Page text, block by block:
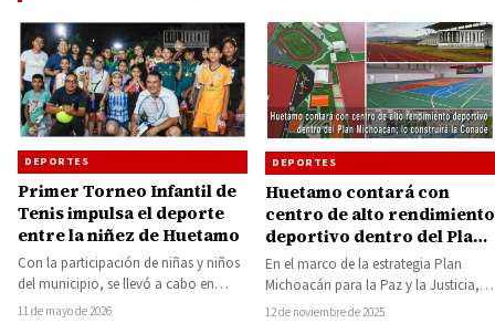
DEPORTES
Primer Torneo Infantil de
Tenis impulsa el deporte
entre la niñez de Huetamo
Con la participación de niñas y niños
del municipio, se llevó a cabo en
Huetamo el Primer Torneo…
11 de mayo de 2026
DEPORTES
Huetamo contará con
centro de alto rendimiento
deportivo dentro del Plan
Michoacán; lo construirá
la Conade
En el marco de la estrategia Plan
Michoacán para la Paz y la Justicia, la
Comisión Nacional del…
12 de noviembre de 2025